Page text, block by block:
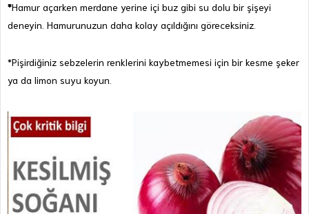
*Hamur açarken merdane yerine içi buz gibi su dolu bir şişeyi
deneyin. Hamurunuzun daha kolay açıldığını göreceksiniz.
*Pişirdiğiniz sebzelerin renklerini kaybetmemesi için bir kesme şeker
ya da limon suyu koyun.